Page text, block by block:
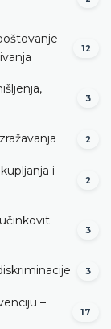
12
3
2
i
2
3
3
–
17